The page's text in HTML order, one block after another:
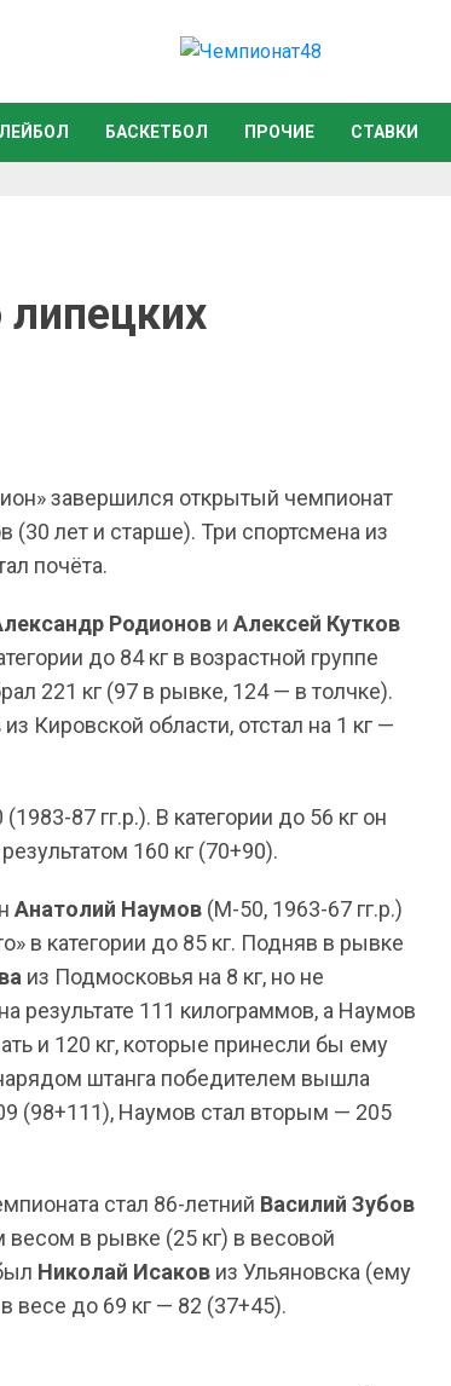
БАСКЕТБОЛ ПРОЧИЕ СТАВКИ
завершился открытый чемпионат
(30 лет и старше). Три спортсмена из
почёта.
Родионов и Алексей Кутков
до 84 кг в возрастной группе
221 кг (97 в рывке, 124 — в толчке).
из Кировской области, отстал на 1 кг —
87 гг.р.). В категории до 56 кг он
160 кг (70+90).
Анатолий Наумов (М-50, 1963-67 гг.р.)
в категории до 85 кг. Подняв в рывке
из Подмосковья на 8 кг, но не
результате 111 килограммов, а Наумов
и 120 кг, которые принесли бы ему
штанга победителем вышла
(98+111), Наумов стал вторым — 205
стал 86-летний Василий Зубов
в рывке (25 кг) в весовой
Николай Исаков из Ульяновска (ему
весе до 69 кг — 82 (37+45).